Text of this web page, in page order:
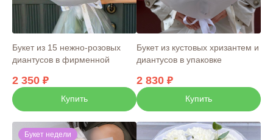
Букет из 15 нежно-розовых
диантусов в фирменной
2 350
Купить
Букет из кустовых хризантем и
диантусов в упаковке
2 830
Купить
Букет недели